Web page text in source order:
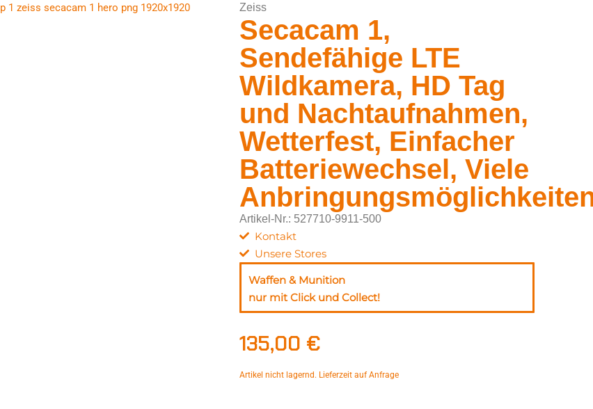
Zeiss
Secacam 1,
Sendefähige LTE
Wildkamera, HD Tag
und Nachtaufnahmen,
Wetterfest, Einfacher
Batteriewechsel, Viele
Artikel-Nr.: 527710-9911-500
Kontakt
Unsere Stores
Waffen & Munition
nur mit Click und Collect!
135,00 €
Artikel nicht lagernd. Lieferzeit auf Anfrage